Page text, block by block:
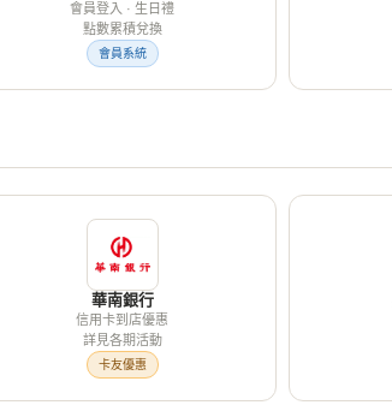
會員登入 · 生日禮
點數累積兌換
會員系統
華南銀行
信用卡到店優惠
詳見各期活動
卡友優惠